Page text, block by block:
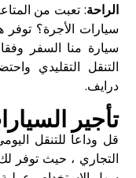
الراحة: تعبت من
سيارات الأجرة؟ توفر
سيارة منا السفر
التنقل التقليدي
درايف.
تأجير
قل وداعا للتنقل
التجاري ، حيث توفر